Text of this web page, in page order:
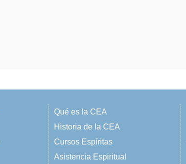
Qué es la CEA
Historia de la CEA
Cursos Espíritas
Asistencia Espiritual